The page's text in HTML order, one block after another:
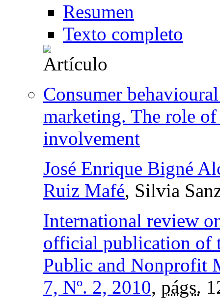
Resumen
Texto completo
Consumer
marketing. The role
involvement
José Enrique Bigné
Ruiz Mafé, Silvia
International review
official publication of
Public and Nonprofit
7, Nº. 2, 2010, págs.